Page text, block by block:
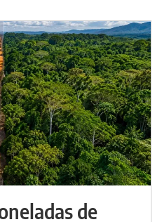
de